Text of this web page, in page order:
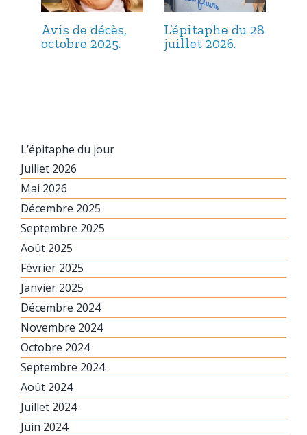
Avis de décès,
octobre 2025.
L’épitaphe du 28
juillet 2026.
L’épitaphe du jour
Juillet 2026
Mai 2026
Décembre 2025
Septembre 2025
Août 2025
Février 2025
Janvier 2025
Décembre 2024
Novembre 2024
Octobre 2024
Septembre 2024
Août 2024
Juillet 2024
Juin 2024